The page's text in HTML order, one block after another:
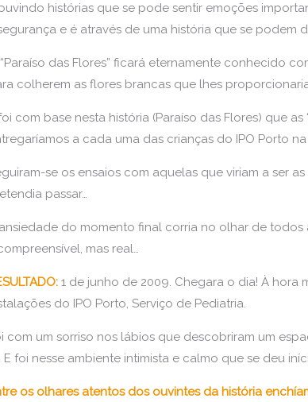
histórias que se pode sentir emoções
e é através de uma história que se podem
das Flores” ficará eternamente conhecido
colherem as flores brancas que lhes
com base nesta história (Paraíso das Flores) que
a cada uma das crianças do IPO Porto
se os ensaios com aquelas que viriam a ser
passar…
do momento final corria no olhar de
mas real…
1 de junho de 2009. Chegara o dia! À
do IPO Porto, Serviço de Pediatria.
com um sorriso nos lábios que descobriram um
E foi nesse ambiente intimista e calmo que se deu
os olhares atentos dos ouvintes da história